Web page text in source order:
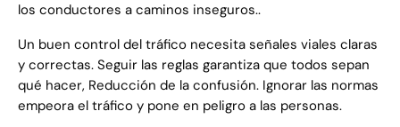
los conductores a caminos inseguros..
Un buen control del tráfico necesita señales viales claras
y correctas. Seguir las reglas garantiza que todos sepan
qué hacer, Reducción de la confusión. Ignorar las normas
empeora el tráfico y pone en peligro a las personas.